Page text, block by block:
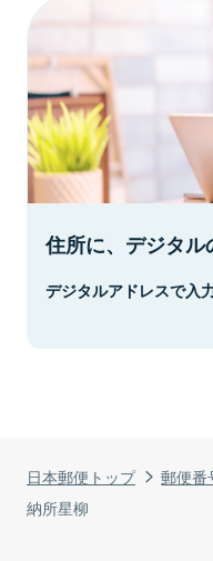
日本郵便トップ 郵便番
納所星柳
住所に、デジタル
デジタルアドレスで入